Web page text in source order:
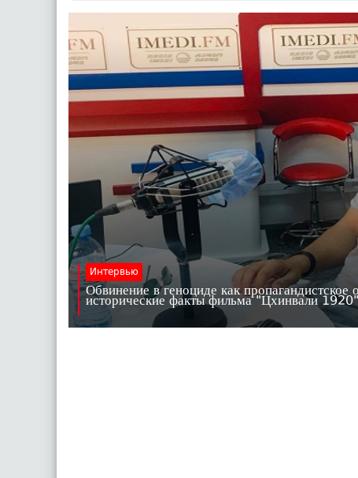
Интервью
Обвинение в геноциде как
исторические факты фильма "Цхинвали